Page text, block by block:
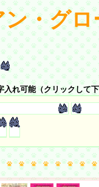
・グ
入れ可能（クリックして